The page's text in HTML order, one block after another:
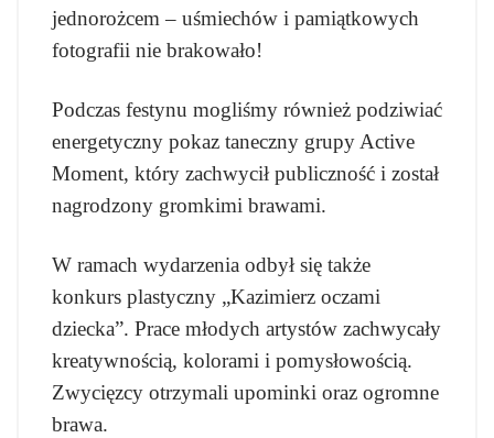
jednorożcem – uśmiechów i pamiątkowych
fotografii nie brakowało!
Podczas festynu mogliśmy również podziwiać
energetyczny pokaz taneczny grupy Active
Moment, który zachwycił publiczność i został
nagrodzony gromkimi brawami.
W ramach wydarzenia odbył się także
konkurs plastyczny „Kazimierz oczami
dziecka”. Prace młodych artystów zachwycały
kreatywnością, kolorami i pomysłowością.
Zwycięzcy otrzymali upominki oraz ogromne
brawa.